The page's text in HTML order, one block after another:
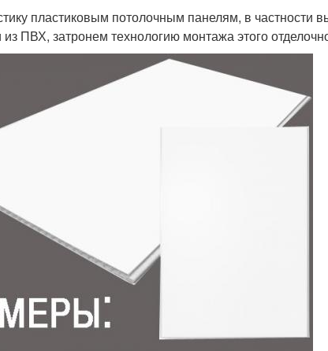
пластиковым потолочным панелям, в частности
ПВХ, затронем технологию монтажа этого